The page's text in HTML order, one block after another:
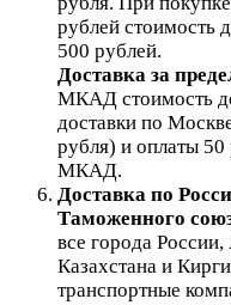
рублей стоимость
500 рублей.
Доставка за
МКАД стоимость
доставки по
рубля) и оплаты 50
МКАД.
Доставка по
Таможенного
все города
Казахстана и
транспортные